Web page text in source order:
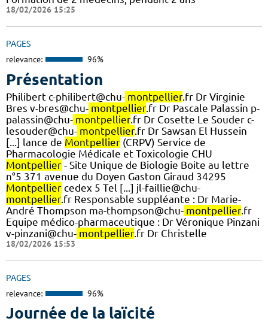
18/02/2026 15:25
PAGES
relevance: 96%
Présentation
Philibert c-philibert@chu- montpellier.fr Dr Virginie
Bres v-bres@chu- montpellier.fr Dr Pascale Palassin p-
palassin@chu- montpellier.fr Dr Cosette Le Souder c-
lesouder@chu- montpellier.fr Dr Sawsan El Hussein
[...] lance de Montpellier (CRPV) Service de
Pharmacologie Médicale et Toxicologie CHU
Montpellier - Site Unique de Biologie Boite au lettre
n°5 371 avenue du Doyen Gaston Giraud 34295
Montpellier cedex 5 Tel [...] jl-faillie@chu-
montpellier.fr Responsable suppléante : Dr Marie-
André Thompson ma-thompson@chu- montpellier.fr
Equipe médico-pharmaceutique : Dr Véronique Pinzani
v-pinzani@chu- montpellier.fr Dr Christelle
18/02/2026 15:53
PAGES
relevance: 96%
Journée de la laïcité